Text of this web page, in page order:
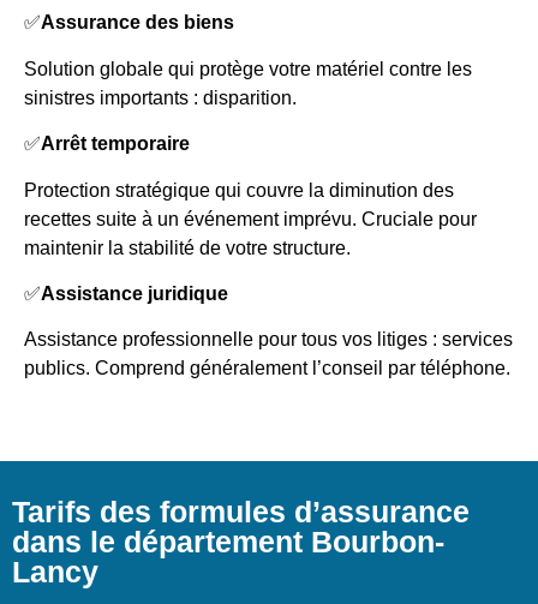
✅Assurance des biens
Solution globale qui protège votre matériel contre les
sinistres importants : disparition.
✅Arrêt temporaire
Protection stratégique qui couvre la diminution des
recettes suite à un événement imprévu. Cruciale pour
maintenir la stabilité de votre structure.
✅Assistance juridique
Assistance professionnelle pour tous vos litiges : services
publics. Comprend généralement l’conseil par téléphone.
Tarifs des formules d’assurance
dans le département Bourbon-
Lancy